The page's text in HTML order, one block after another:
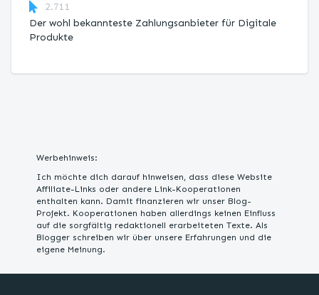
2.711
Der wohl bekannteste Zahlungsanbieter für Digitale
Produkte
Werbehinweis:
Ich möchte dich darauf hinweisen, dass diese Website
Affiliate-Links oder andere Link-Kooperationen
enthalten kann. Damit finanzieren wir unser Blog-
Projekt. Kooperationen haben allerdings keinen Einfluss
auf die sorgfältig redaktionell erarbeiteten Texte. Als
Blogger schreiben wir über unsere Erfahrungen und die
eigene Meinung.